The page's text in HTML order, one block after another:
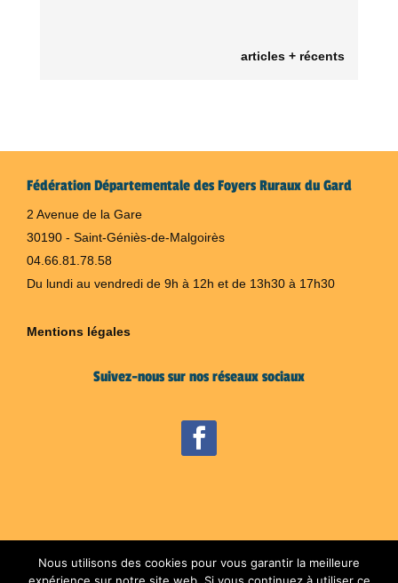
articles + récents
Fédération Départementale des Foyers Ruraux du Gard
2 Avenue de la Gare
30190 - Saint-Géniès-de-Malgoirès
04.66.81.78.58
Du lundi au vendredi de 9h à 12h et de 13h30 à 17h30
Mentions légales
Suivez-nous sur nos réseaux sociaux
Nous utilisons des cookies pour vous garantir la meilleure